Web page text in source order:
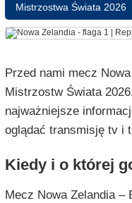
Mistrzostwa Świata 2026
Przed nami mecz
Mistrzostw Świata
najważniejsze
oglądać transmisję tv i
Kiedy i o której
Mecz Nowa Zelandia –